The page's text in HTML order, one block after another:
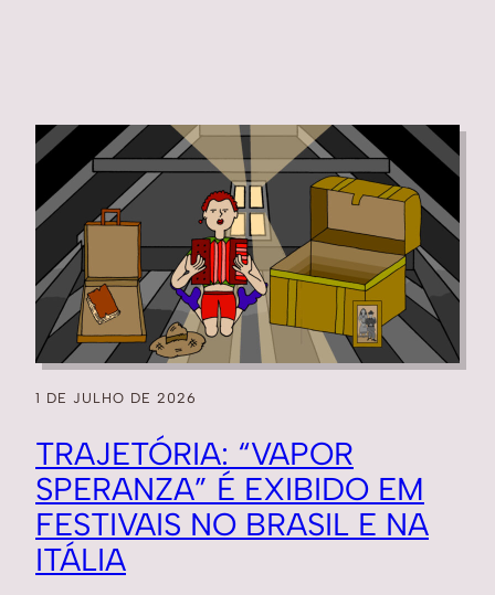
1 DE JULHO DE 2026
TRAJETÓRIA: “VAPOR
SPERANZA” É EXIBIDO EM
FESTIVAIS NO BRASIL E NA
ITÁLIA